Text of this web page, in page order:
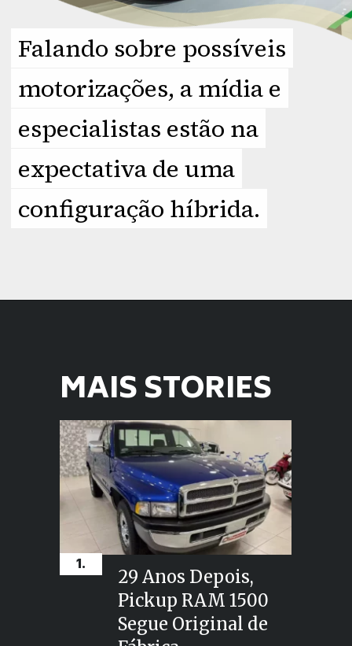
Falando sobre possíveis
motorizações, a mídia e
especialistas estão na
expectativa de uma
configuração híbrida.
Falando sobre possíveis
motorizações, a mídia e
especialistas estão na
expectativa de uma
configuração híbrida.
MAIS STORIES
1.
29 Anos Depois,
Pickup RAM 1500
Segue Original de